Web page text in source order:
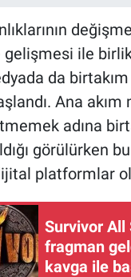
ile
da
Ana akım
adına
görülürken
platformlar
Survivor All
fragman
kavga ile